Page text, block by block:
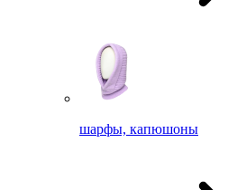
шарфы, капюшоны